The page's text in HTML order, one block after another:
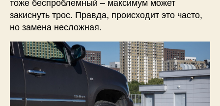
закиснуть трос. Правда, происходит это часто,
но замена несложная.